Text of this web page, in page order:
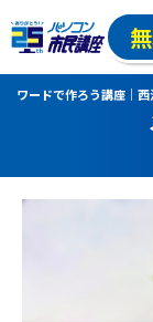
ワードで作ろう講座｜